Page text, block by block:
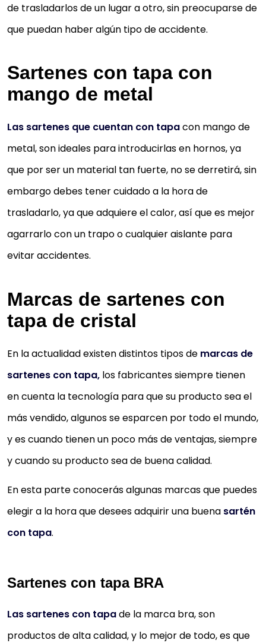
de trasladarlos de un lugar a otro, sin preocuparse de
que puedan haber algún tipo de accidente.
Sartenes con tapa con
mango de metal
Las sartenes que cuentan con tapacon mango de
metal, son ideales para introducirlas en hornos, ya
que por ser un material tan fuerte, no se derretirá, sin
embargo debes tener cuidado a la hora de
trasladarlo, ya que adquiere el calor, así que es mejor
agarrarlo con un trapo o cualquier aislante para
evitar accidentes.
Marcas de sartenes con
tapa de cristal
En la actualidad existen distintos tipos de marcas de
sartenes con tapa, los fabricantes siempre tienen
en cuenta la tecnología para que su producto sea el
más vendido, algunos se esparcen por todo el mundo,
y es cuando tienen un poco más de ventajas, siempre
y cuando su producto sea de buena calidad.
En esta parte conocerás algunas marcas que puedes
elegir a la hora que desees adquirir una buena sartén
con tapa.
Sartenes con tapa BRA
Las sartenes con tapade la marca bra, son
productos de alta calidad, y lo mejor de todo, es que